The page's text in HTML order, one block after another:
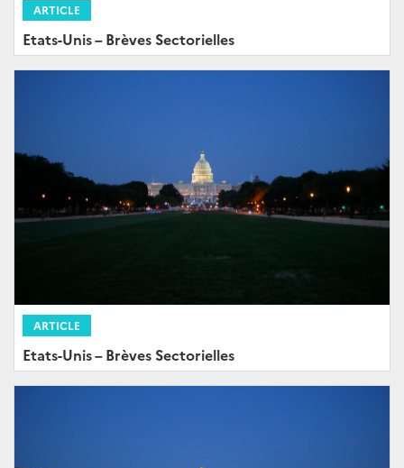
ARTICLE
Etats-Unis – Brèves Sectorielles
ARTICLE
Etats-Unis – Brèves Sectorielles